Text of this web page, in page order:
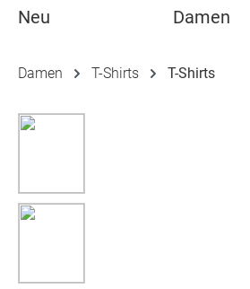
Neu Damen
Damen T-Shirts T-Shirts
Bildergalerie überspringen